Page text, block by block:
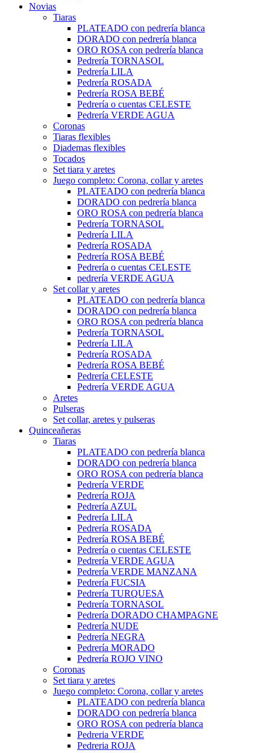
Novias
Tiaras
PLATEADO con pedrería blanca
DORADO con pedrería blanca
ORO ROSA con pedrería blanca
Pedrería TORNASOL
Pedrería LILA
Pedrería ROSADA
Pedrería ROSA BEBÉ
Pedrería o cuentas CELESTE
Pedrería VERDE AGUA
Coronas
Tiaras flexibles
Diademas flexibles
Tocados
Set tiara y aretes
Juego completo: Corona, collar y aretes
PLATEADO con pedrería blanca
DORADO con pedrería blanca
ORO ROSA con pedrería blanca
Pedrería TORNASOL
Pedrería LILA
Pedrería ROSADA
Pedrería ROSA BEBÉ
Pedrería o cuentas CELESTE
pedrería VERDE AGUA
Set collar y aretes
PLATEADO con pedrería blanca
DORADO con pedrería blanca
ORO ROSA con pedrería blanca
Pedrería TORNASOL
Pedrería LILA
Pedrería ROSADA
Pedrería ROSA BEBÉ
Pedrería CELESTE
Pedrería VERDE AGUA
Aretes
Pulseras
Set collar, aretes y pulseras
Quinceañeras
Tiaras
PLATEADO con pedrería blanca
DORADO con pedrería blanca
ORO ROSA con pedrería blanca
Pedrería VERDE
Pedrería ROJA
Pedrería AZUL
Pedrería LILA
Pedrería ROSADA
Pedrería ROSA BEBÉ
Pedrería o cuentas CELESTE
Pedrería VERDE AGUA
Pedrería VERDE MANZANA
Pedrería FUCSIA
Pedrería TURQUESA
Pedrería TORNASOL
Pedrería DORADO CHAMPAGNE
Pedrería NUDE
Pedrería NEGRA
Pedrería MORADO
Pedrería ROJO VINO
Coronas
Set tiara y aretes
Juego completo: Corona, collar y aretes
PLATEADO con pedrería blanca
DORADO con pedrería blanca
ORO ROSA con pedrería blanca
Pedreria VERDE
Pedreria ROJA